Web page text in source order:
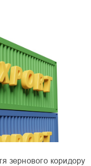
зернового коридору